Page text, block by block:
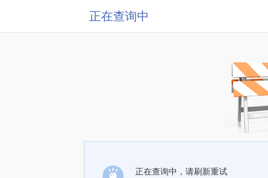
正在查询中
正在查询中，请刷新重试